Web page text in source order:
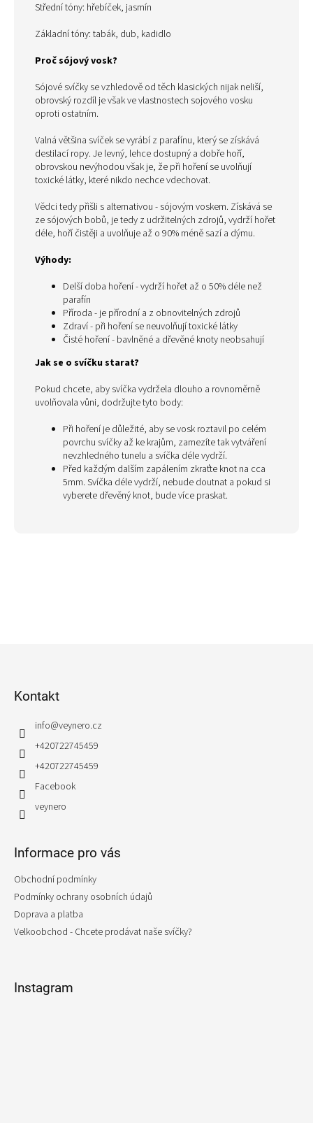
Střední tóny: hřebíček, jasmín
Základní tóny: tabák, dub, kadidlo
Proč sójový vosk?
Sójové svíčky se vzhledově od těch klasických nijak neliší,
obrovský rozdíl je však ve vlastnostech sojového vosku
oproti ostatním.
Valná většina svíček se vyrábí z parafínu, který se získává
destilací ropy. Je levný, lehce dostupný a dobře hoří,
obrovskou nevýhodou však je, že při hoření se uvolňují
toxické látky, které nikdo nechce vdechovat.
Vědci tedy přišli s alternativou - sójovým voskem. Získává se
ze sójových bobů, je tedy z udržitelných zdrojů, vydrží hořet
déle, hoří čistěji a uvolňuje až o 90% méně sazí a dýmu.
Výhody:
Delší doba hoření - vydrží hořet až o 50% déle než
parafín
Příroda - je přírodní a z obnovitelných zdrojů
Zdraví - při hoření se neuvolňují toxické látky
Čisté hoření - bavlněné a dřevěné knoty neobsahují
Jak se o svíčku starat?
Pokud chcete, aby svíčka vydržela dlouho a rovnoměrně
uvolňovala vůni, dodržujte tyto body:
Při hoření je důležité, aby se vosk roztavil po celém
povrchu svíčky až ke krajům, zamezíte tak vytváření
nevzhledného tunelu a svíčka déle vydrží.
Před každým dalším zapálením zkraťte knot na cca
5mm. Svíčka déle vydrží, nebude doutnat a pokud si
vyberete dřevěný knot, bude více praskat.
Kontakt
info@veynero.cz
+420722745459
+420722745459
Facebook
veynero
Informace pro vás
Obchodní podmínky
Podmínky ochrany osobních údajů
Doprava a platba
Velkoobchod - Chcete prodávat naše svíčky?
Instagram